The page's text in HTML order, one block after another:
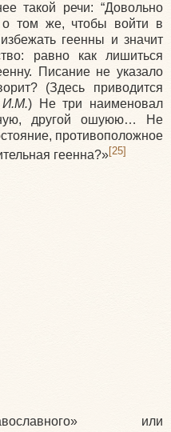
такой речи: “Довольно
том же, чтобы войти в
геенны и значит
равно как лишиться
Писание не указало
(Здесь приводится
И.М.) Не три наименовал
другой ошуюю… Не
противоположное
геенна?»[25]
или